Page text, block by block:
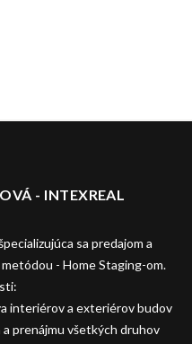
- INTEXREAL
sa predajom a
- Home Staging-om.
interiérov a exteriérov budov
prenájmu všetkých druhov